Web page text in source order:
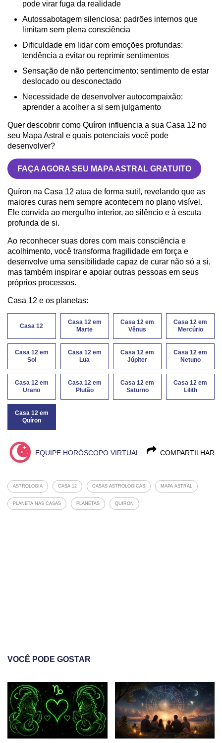
pode virar fuga da realidade
Autossabotagem silenciosa: padrões internos que
limitam sem plena consciência
Dificuldade em lidar com emoções profundas:
tendência a evitar ou reprimir sentimentos
Sensação de não pertencimento: sentimento de estar
deslocado ou desconectado
Necessidade de desenvolver autocompaixão:
aprender a acolher a si sem julgamento
Quer descobrir como Quíron influencia a sua Casa 12 no
seu Mapa Astral e quais potenciais você pode
desenvolver?
FAÇA AGORA SEU MAPA ASTRAL GRATUITO
Quíron na Casa 12 atua de forma sutil, revelando que as
maiores curas nem sempre acontecem no plano visível.
Ele convida ao mergulho interior, ao silêncio e à escuta
profunda de si.
Ao reconhecer suas dores com mais consciência e
acolhimento, você transforma fragilidade em força e
desenvolve uma sensibilidade capaz de curar não só a si,
mas também inspirar e apoiar outras pessoas em seus
próprios processos.
Casa 12 e os planetas:
Casa 12
Casa 12 em
Marte
Casa 12 em
Vênus
Casa 12 em
Mercúrio
Casa 12 em
Sol
Casa 12 em
Lua
Casa 12 em
Júpiter
Casa 12 em
Netuno
Casa 12 em
Urano
Casa 12 em
Plutão
Casa 12 em
Saturno
Casa 12 em
Lilith
Casa 12 em
Quíron
COMPARTILHAR
EQUIPE HORÓSCOPO VIRTUAL
ASTROLOGIA CASA 12 CASAS ASTROLÓGICAS MAPA ASTRAL
PLANETA NAS CASAS PLANETAS QUIRON
VOCÊ PODE GOSTAR